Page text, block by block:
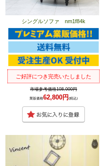
シングルソファ nm1f84k
ご好評につき完売いたしました
市場参考価格108,000円
業販価格62,800円(税込)